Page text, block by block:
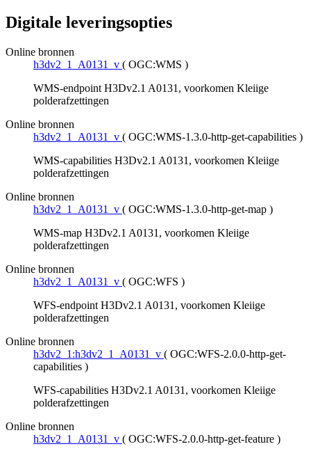
Digitale leveringsopties
Online bronnen
h3dv2_1_A0131_v ( OGC:WMS )
WMS-endpoint H3Dv2.1 A0131, voorkomen Kleiige
polderafzettingen
Online bronnen
h3dv2_1_A0131_v ( OGC:WMS-1.3.0-http-get-capabilities )
WMS-capabilities H3Dv2.1 A0131, voorkomen Kleiige
polderafzettingen
Online bronnen
h3dv2_1_A0131_v ( OGC:WMS-1.3.0-http-get-map )
WMS-map H3Dv2.1 A0131, voorkomen Kleiige
polderafzettingen
Online bronnen
h3dv2_1_A0131_v ( OGC:WFS )
WFS-endpoint H3Dv2.1 A0131, voorkomen Kleiige
polderafzettingen
Online bronnen
h3dv2_1:h3dv2_1_A0131_v ( OGC:WFS-2.0.0-http-get-
capabilities )
WFS-capabilities H3Dv2.1 A0131, voorkomen Kleiige
polderafzettingen
Online bronnen
h3dv2_1_A0131_v ( OGC:WFS-2.0.0-http-get-feature )